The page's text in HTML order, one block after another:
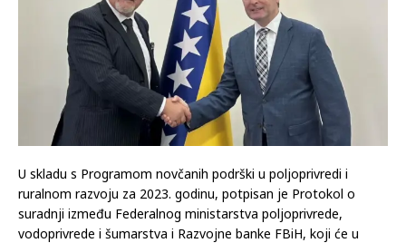
U skladu s Programom novčanih podrški u poljoprivredi i
ruralnom razvoju za 2023. godinu, potpisan je Protokol o
suradnji između Federalnog ministarstva poljoprivrede,
vodoprivrede i šumarstva i Razvojne banke FBiH, koji će u